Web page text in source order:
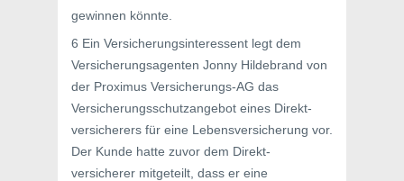
gewinnen könnte.
6 Ein Versicherungsinteressent legt dem
Versicherungsagenten Jonny Hildebrand von
der Proximus Versicherungs-AG das
Versicherungsschutzangebot eines Direkt-
versicherers für eine Lebensversicherung vor.
Der Kunde hatte zuvor dem Direkt-
versicherer mitgeteilt, dass er eine